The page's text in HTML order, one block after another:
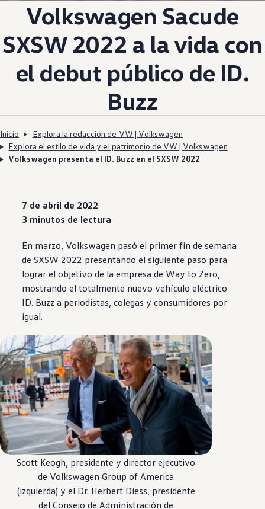
Volkswagen Sacude
SXSW 2022 a la vida con
el debut público de ID.
Buzz
Inicio
Explora la redacción de VW | Volkswagen
Explora el estilo de vida y el patrimonio de VW | Volkswagen
Volkswagen presenta el ID. Buzz en el SXSW 2022
7 de abril de 2022
3 minutos de lectura
En marzo, Volkswagen pasó el primer fin de semana
de SXSW 2022 presentando el siguiente paso para
lograr el objetivo de laempresa de Way to Zero,
mostrando el totalmente nuevo vehículo eléctrico
ID. Buzz a periodistas, colegas y consumidores por
igual.
Scott Keogh, presidente y director ejecutivo
de Volkswagen Group of America
(izquierda) y el Dr. Herbert Diess, presidente
del Consejo de Administración de